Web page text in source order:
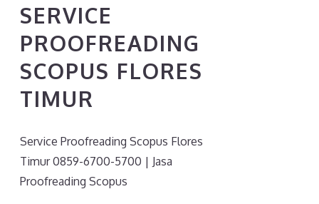
SERVICE
PROOFREADING
SCOPUS FLORES
TIMUR
Service Proofreading Scopus Flores
Timur 0859-6700-5700 | Jasa
Proofreading Scopus